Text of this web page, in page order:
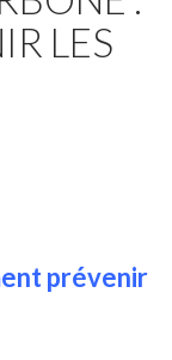
LES
prévenir